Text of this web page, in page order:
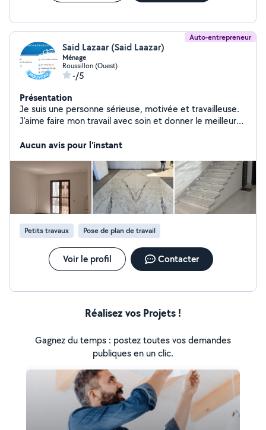
Auto-entrepreneur
Said Lazaar (Said Laazar)
Ménage
Roussillon (Ouest)
-/5
Présentation
Je suis une personne sérieuse, motivée et travailleuse.
J'aime faire mon travail avec soin et donner le meilleur
j'apprends rapidement. Je m'investis dans les tâches qui
Aucun avis pour l'instant
Petits travaux Pose de plan de travail
Voir le profil Contacter
Réalisez vos Projets !
Gagnez du temps : postez toutes vos demandes
publiques en un clic.